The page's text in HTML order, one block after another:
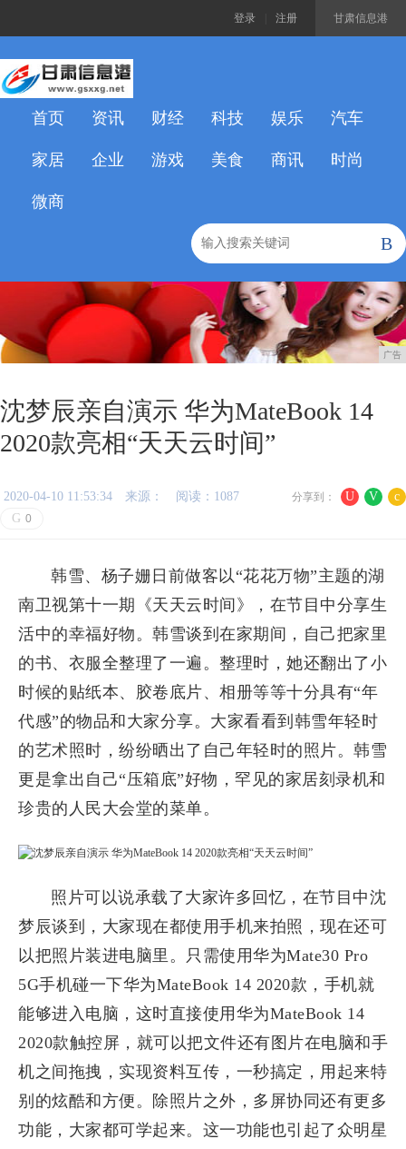
甘肃信息港
登录 注册
首页 资讯 财经 科技 娱乐 汽车
家居 企业 游戏 美食 商讯 时尚
微商
B
广告
沈梦辰亲自演示 华为MateBook 14
2020款亮相“天天云时间”
U V c
分享到：
2020-04-10 11:53:34 来源：
阅读：1087
G 0
韩雪、杨子姗日前做客以“花花万物”主题的湖
南卫视第十一期《天天云时间》，在节目中分享生
活中的幸福好物。韩雪谈到在家期间，自己把家里
的书、衣服全整理了一遍。整理时，她还翻出了小
时候的贴纸本、胶卷底片、相册等等十分具有“年
代感”的物品和大家分享。大家看看到韩雪年轻时
的艺术照时，纷纷晒出了自己年轻时的照片。韩雪
更是拿出自己“压箱底”好物，罕见的家居刻录机和
珍贵的人民大会堂的菜单。
照片可以说承载了大家许多回忆，在节目中沈
梦辰谈到，大家现在都使用手机来拍照，现在还可
以把照片装进电脑里。只需使用华为Mate30 Pro
5G手机碰一下华为MateBook 14 2020款，手机就
能够进入电脑，这时直接使用华为MateBook 14
2020款触控屏，就可以把文件还有图片在电脑和手
机之间拖拽，实现资料互传，一秒搞定，用起来特
别的炫酷和方便。除照片之外，多屏协同还有更多
功能，大家都可学起来。这一功能也引起了众明星